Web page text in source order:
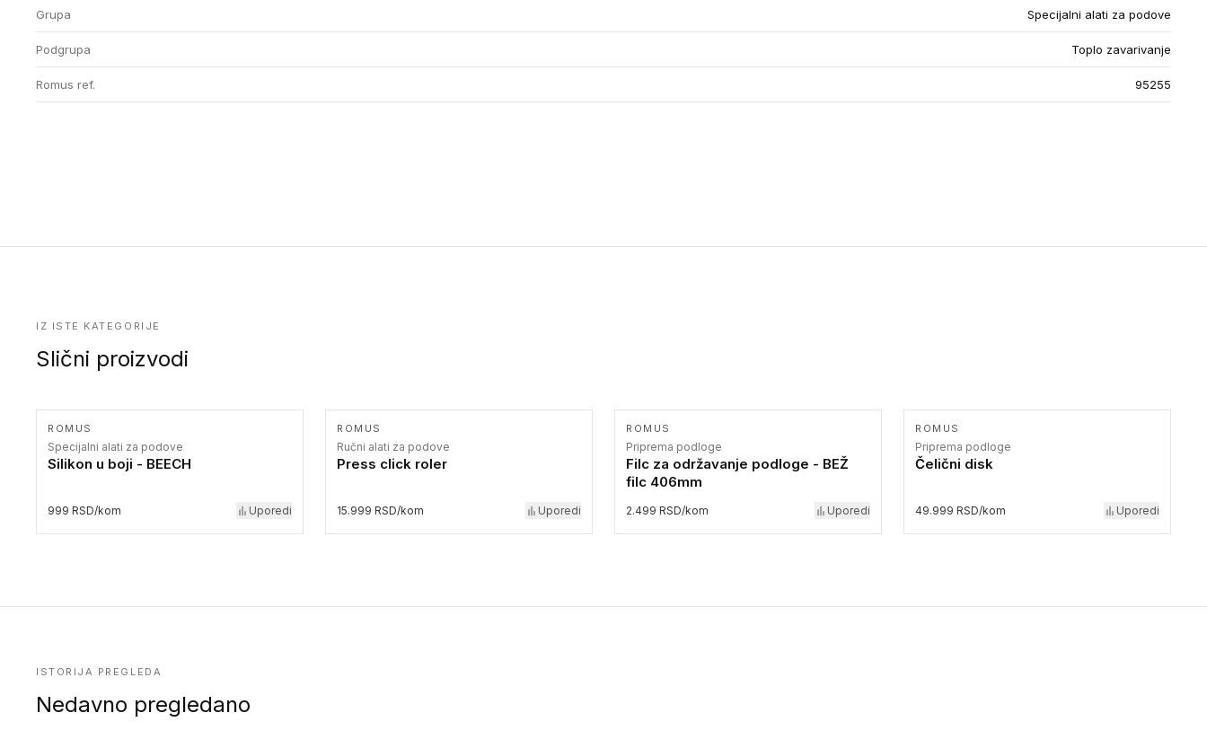
Grupa Specijalni alati za podove
Podgrupa Toplo zavarivanje
Romus ref. 95255
IZ ISTE KATEGORIJE
Slični proizvodi
ROMUS
Specijalni alati za podove
Silikon u boji - BEECH
999 RSD/kom Uporedi
ROMUS
Ručni alati za podove
Press click roler
15.999 RSD/kom Uporedi
ROMUS
Priprema podloge
Filc za održavanje podloge - BEŽ
filc 406mm
2.499 RSD/kom Uporedi
ROMUS
Priprema podloge
Čelični disk
49.999 RSD/kom Uporedi
ISTORIJA PREGLEDA
Nedavno pregledano